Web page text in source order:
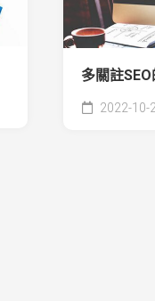
多關註
2022-10-